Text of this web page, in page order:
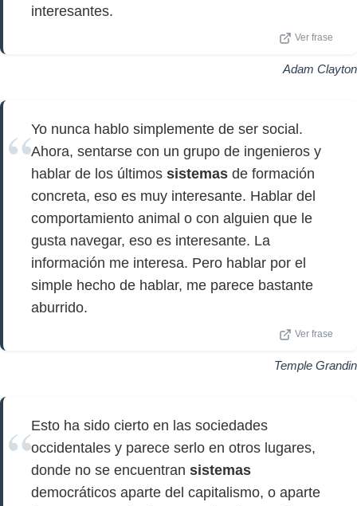
interesantes.
Ver frase
Adam Clayton
Yo nunca hablo simplemente de ser social.
Ahora, sentarse con un grupo de ingenieros y
hablar de los últimos sistemas de formación
concreta, eso es muy interesante. Hablar del
comportamiento animal o con alguien que le
gusta navegar, eso es interesante. La
información me interesa. Pero hablar por el
simple hecho de hablar, me parece bastante
aburrido.
Ver frase
Temple Grandin
Esto ha sido cierto en las sociedades
occidentales y parece serlo en otros lugares,
donde no se encuentran sistemas
democráticos aparte del capitalismo, o aparte